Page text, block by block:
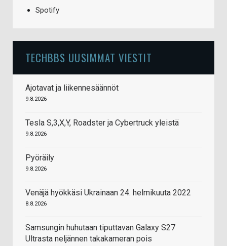
Spotify
TECHBBS UUSIMMAT VIESTIT
Ajotavat ja liikennesäännöt
9.8.2026
Tesla S,3,X,Y, Roadster ja Cybertruck yleistä
9.8.2026
Pyöräily
9.8.2026
Venäjä hyökkäsi Ukrainaan 24. helmikuuta 2022
8.8.2026
Samsungin huhutaan tiputtavan Galaxy S27
Ultrasta neljännen takakameran pois